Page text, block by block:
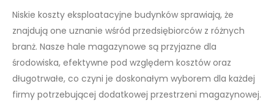
Niskie koszty eksploatacyjne budynków sprawiają, że
znajdują one uznanie wśród przedsiębiorców z różnych
branż. Nasze hale magazynowe są przyjazne dla
środowiska, efektywne pod względem kosztów oraz
długotrwałe, co czyni je doskonałym wyborem dla każdej
firmy potrzebującej dodatkowej przestrzeni magazynowej.